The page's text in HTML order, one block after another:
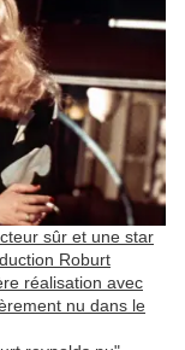
sûr et une star
Roburt
réalisation avec
nu dans le